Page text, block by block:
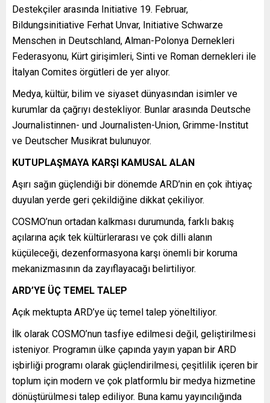
Destekçiler arasında Initiative 19. Februar,
Bildungsinitiative Ferhat Unvar, Initiative Schwarze
Menschen in Deutschland, Alman-Polonya Dernekleri
Federasyonu, Kürt girişimleri, Sinti ve Roman dernekleri ile
İtalyan Comites örgütleri de yer alıyor.
Medya, kültür, bilim ve siyaset dünyasından isimler ve
kurumlar da çağrıyı destekliyor. Bunlar arasında Deutsche
Journalistinnen- und Journalisten-Union, Grimme-Institut
ve Deutscher Musikrat bulunuyor.
KUTUPLAŞMAYA KARŞI KAMUSAL ALAN
Aşırı sağın güçlendiği bir dönemde ARD’nin en çok ihtiyaç
duyulan yerde geri çekildiğine dikkat çekiliyor.
COSMO’nun ortadan kalkması durumunda, farklı bakış
açılarına açık tek kültürlerarası ve çok dilli alanın
küçüleceği, dezenformasyona karşı önemli bir koruma
mekanizmasının da zayıflayacağı belirtiliyor.
ARD’YE ÜÇ TEMEL TALEP
Açık mektupta ARD’ye üç temel talep yöneltiliyor.
İlk olarak COSMO’nun tasfiye edilmesi değil, geliştirilmesi
isteniyor. Programın ülke çapında yayın yapan bir ARD
işbirliği programı olarak güçlendirilmesi, çeşitlilik içeren bir
toplum için modern ve çok platformlu bir medya hizmetine
dönüştürülmesi talep ediliyor. Buna kamu yayıncılığında